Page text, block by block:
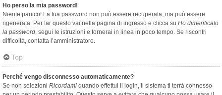
Ho perso la mia password!
Niente panico! La tua password non può essere recuperata, ma può essere
rigenerata. Per far questo vai nella pagina di ingresso e clicca su Ho dimenticato
la password, segui le istruzioni e tornerai in linea in poco tempo. Se riscontri
difficoltà, contatta l’amministratore.
Top
Perché vengo disconnesso automaticamente?
Se non selezioni Ricordami quando effettui il login, il sistema ti terrà connesso